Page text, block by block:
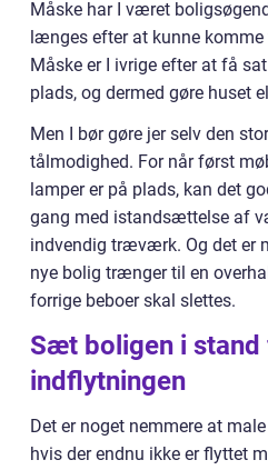
Måske har I været
længes efter at kunne
Måske er I ivrige efter at få
plads, og dermed gøre huset
Men I bør gøre jer selv den
tålmodighed. For når først
lamper er på plads, kan det
gang med istandsættelse af
indvendig træværk. Og det er
nye bolig trænger til en
forrige beboer skal slettes.
Sæt boligen i
indflytningen
Det er noget nemmere at
hvis der endnu ikke er flyttet